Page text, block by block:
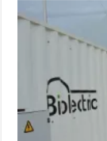
Les canicules